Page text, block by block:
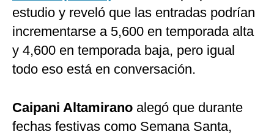
estudio y reveló que las entradas podrían
incrementarse a 5,600 en temporada alta
y 4,600 en temporada baja, pero igual
todo eso está en conversación.
Caipani Altamirano alegó que durante
fechas festivas como Semana Santa,